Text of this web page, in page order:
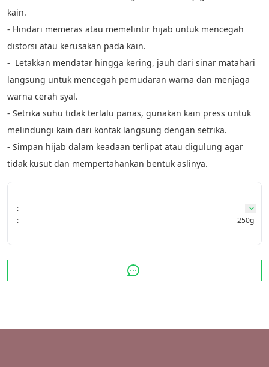
kain.
- ⁠Hindari memeras atau memelintir hijab untuk mencegah
distorsi atau kerusakan pada kain.
- ⁠ Letakkan mendatar hingga kering, jauh dari sinar matahari
langsung untuk mencegah pemudaran warna dan menjaga
warna cerah syal.
- ⁠Setrika suhu tidak terlalu panas, gunakan kain press untuk
melindungi kain dari kontak langsung dengan setrika.
- Simpan hijab dalam keadaan terlipat atau digulung agar
tidak kusut dan mempertahankan bentuk aslinya.
:
:
250g